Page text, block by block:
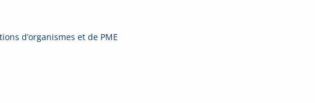
d’organismes et de PME